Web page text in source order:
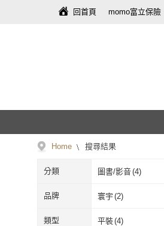
回首頁 momo富立保險
Home 搜尋結果
分類 圖書/影音(4)
品牌 寰宇 (2)
寰宇
類型 平裝(4)